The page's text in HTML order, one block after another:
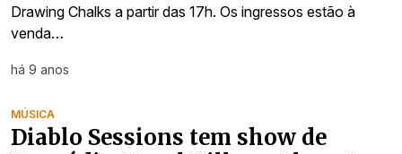
Drawing Chalks a partir das 17h. Os ingressos estão à
venda…
há 9 anos
MÚSICA
Diablo Sessions tem show de